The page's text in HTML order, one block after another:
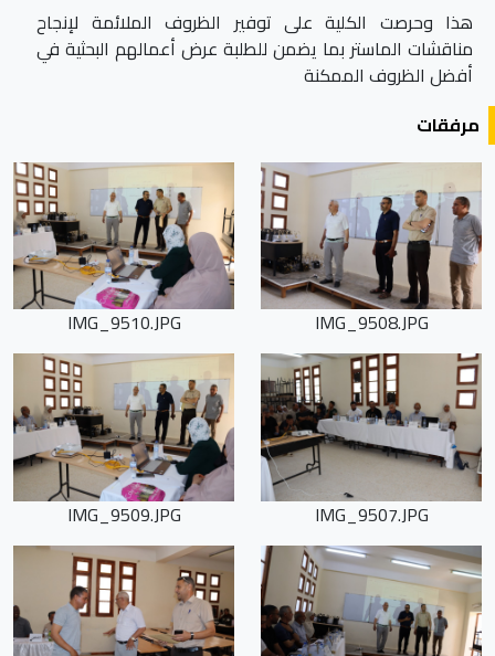
هذا وحرصت الكلية على توفير الظروف الملائمة لإنجاح
مناقشات الماستر بما يضمن للطلبة عرض أعمالهم البحثية في
أفضل الظروف الممكنة
مرفقات
IMG_9508.JPG
IMG_9510.JPG
IMG_9507.JPG
IMG_9509.JPG